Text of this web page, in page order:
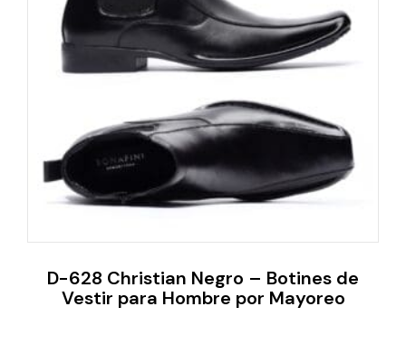
D-628 Christian Negro – Botines de
Vestir para Hombre por Mayoreo